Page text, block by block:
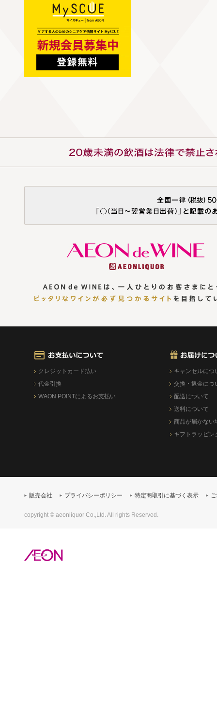
クレジットカード払い
代金引換
WAON POINTによるお支払い
キャンセルにつ
交換・返金につ
配送について
送料について
商品が届かない
ギフトラッピン
販売会社 プライバシーポリシー 特定商取引に基づく表示
copyright © aeonliquor Co.,Ltd. All rights Reserved.